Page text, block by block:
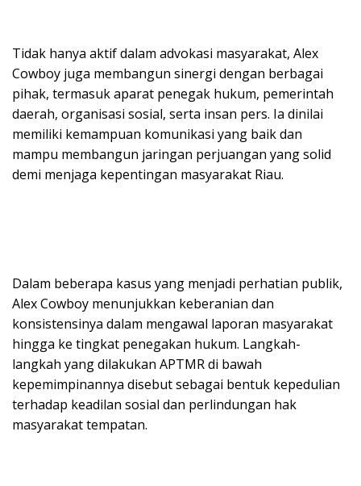
Tidak hanya aktif dalam advokasi masyarakat, Alex
Cowboy juga membangun sinergi dengan berbagai
pihak, termasuk aparat penegak hukum, pemerintah
daerah, organisasi sosial, serta insan pers. Ia dinilai
memiliki kemampuan komunikasi yang baik dan
mampu membangun jaringan perjuangan yang solid
demi menjaga kepentingan masyarakat Riau.
Dalam beberapa kasus yang menjadi perhatian publik,
Alex Cowboy menunjukkan keberanian dan
konsistensinya dalam mengawal laporan masyarakat
hingga ke tingkat penegakan hukum. Langkah-
langkah yang dilakukan APTMR di bawah
kepemimpinannya disebut sebagai bentuk kepedulian
terhadap keadilan sosial dan perlindungan hak
masyarakat tempatan.